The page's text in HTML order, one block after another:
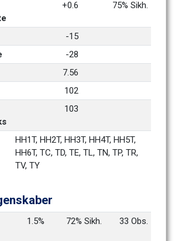
+0.6 75% Sikh.
-15
-28
7.56
102
103
HH1T, HH2T, HH3T, HH4T, HH5T,
HH6T, TC, TD, TE, TL, TN, TP, TR,
TV, TY
1.5% 72% Sikh. 33 Obs.